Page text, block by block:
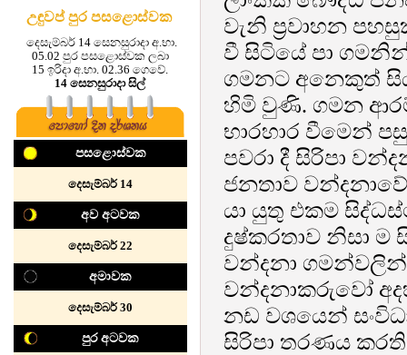
උඳුවප් පුර පසළොස්වක
දෙසැම්බර් 14 සෙනසුරාදා අ.භා.
05.02 පුර පසළොස්වක ලබා
15 ඉරිදා අ.භා. 02.36 ගෙවේ.
14 සෙනසුරාදා සිල්
පසළොස්වක
දෙසැම්බර් 14
අව අටවක
දෙසැම්බර් 22
අමාවක
දෙසැම්බර් 30
පුර අටවක
වැනි ප්‍රවාහන
වී සිටියේ පා
ගමනට අනෙකුත්
හිමි වුණි. ගමන
භාරහාර වීමෙන්
පවරා දී සිරිපා
ජනතාව
යා යුතු එකම
දුෂ්කරතාව නිසා ම
වන්දනා ගමන්වලින්
වන්දනාකරුවෝ
නඩ වශයෙන්
සිරිපා තරණය